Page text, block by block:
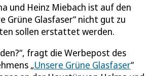
und Heinz Miebach ist auf den
Grüne Glasfaser“ nicht gut zu
sollen erstattet werden.
fragt die Werbepost des
„Unsere Grüne Glasfaser“